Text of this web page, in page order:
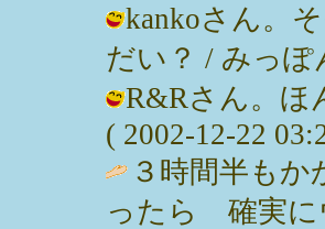
kankoさん。
だい？ / みっぽ
R&Rさん。ほ
( 2002-12-22
３時間半も
ったら 確実に